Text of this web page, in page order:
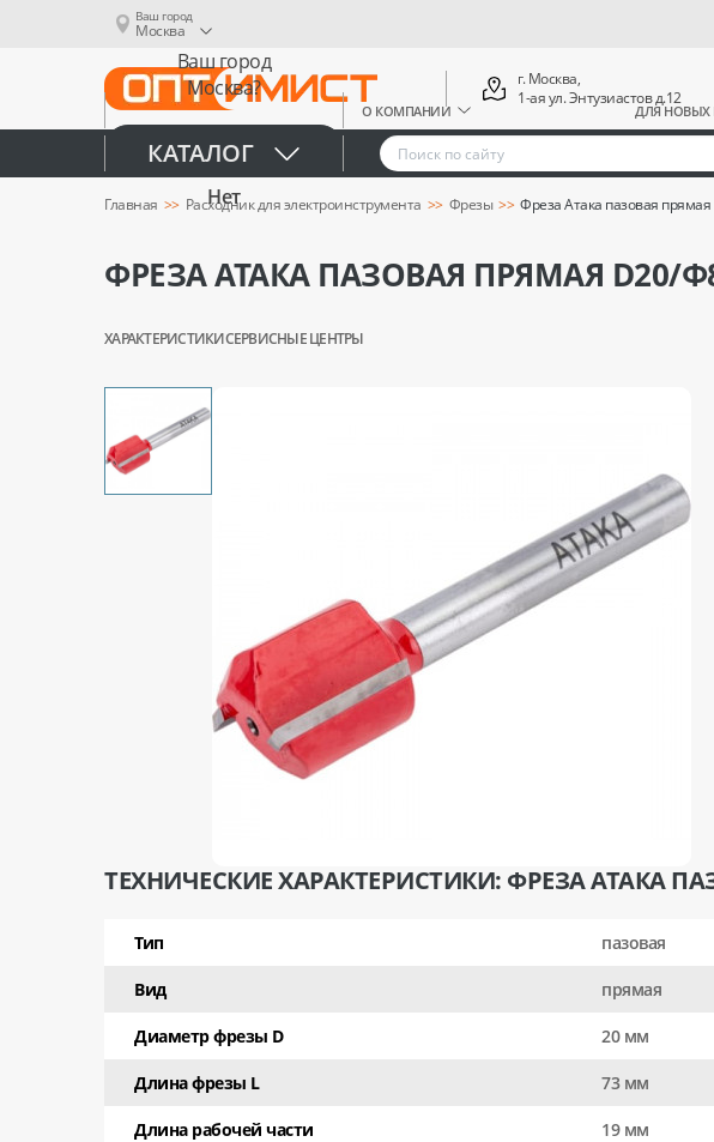
Ваш город
Москва
Ваш город
Москва?
Да
Нет
О КОМПАНИИ ДЛЯ НОВЫХ
г. Москва,
1-ая ул. Энтузиастов д.12
КАТАЛОГ
Главная Расходник для электроинструмента Фрезы Фреза Атака пазовая
ФРЕЗА АТАКА ПАЗОВАЯ ПРЯМАЯ D20/
ХАРАКТЕРИСТИКИСЕРВИСНЫЕ ЦЕНТРЫ
ТЕХНИЧЕСКИЕ ХАРАКТЕРИСТИКИ: ФРЕЗА АТАКА
Тип пазовая
Вид прямая
Диаметр фрезы D 20 мм
Длина фрезы L 73 мм
Длина рабочей части 19 мм